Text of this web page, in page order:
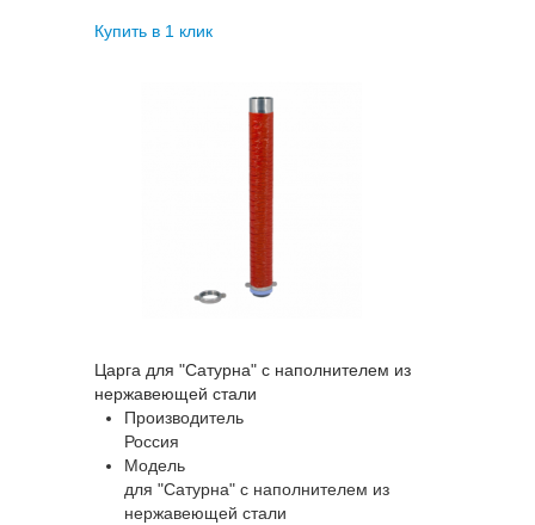
Купить в 1 клик
Царга для "Сатурна" с наполнителем из
нержавеющей стали
Производитель
Россия
Модель
для "Сатурна" с наполнителем из
нержавеющей стали